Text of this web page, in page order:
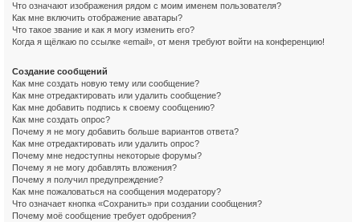
Что означают изображения рядом с моим именем пользователя?
Как мне включить отображение аватары?
Что такое звание и как я могу изменить его?
Когда я щёлкаю по ссылке «email», от меня требуют войти на конференцию!
Создание сообщений
Как мне создать новую тему или сообщение?
Как мне отредактировать или удалить сообщение?
Как мне добавить подпись к своему сообщению?
Как мне создать опрос?
Почему я не могу добавить больше вариантов ответа?
Как мне отредактировать или удалить опрос?
Почему мне недоступны некоторые форумы?
Почему я не могу добавлять вложения?
Почему я получил предупреждение?
Как мне пожаловаться на сообщения модератору?
Что означает кнопка «Сохранить» при создании сообщения?
Почему моё сообщение требует одобрения?